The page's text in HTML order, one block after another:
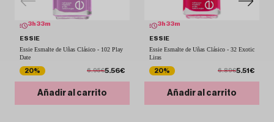
3 h 33m
ESSIE
Essie Esmalte de Uñas Clásico - 102 Play
Date
20%
6.95€5.56€
Añadir al carrito
3 h 33m
ESSIE
Essie Esmalte de Uñas Clásico - 32 Exotic
Liras
20%
6.89€5.51€
Añadir al carrito